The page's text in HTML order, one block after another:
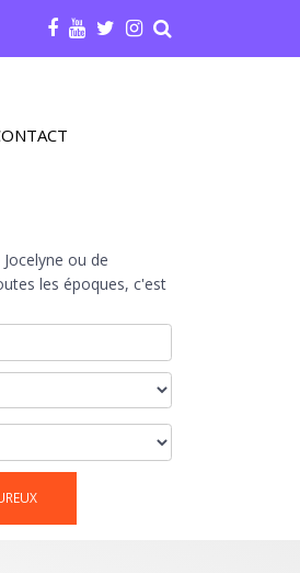
ou de
les époques, c'est